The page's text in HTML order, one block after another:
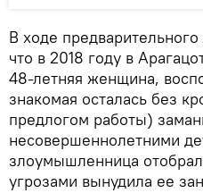
В ходе
что в 2018 году в
48-летняя женщина,
знакомая осталась без
предлогом работы)
несовершеннолетними
злоумышленница
угрозами вынудила ее